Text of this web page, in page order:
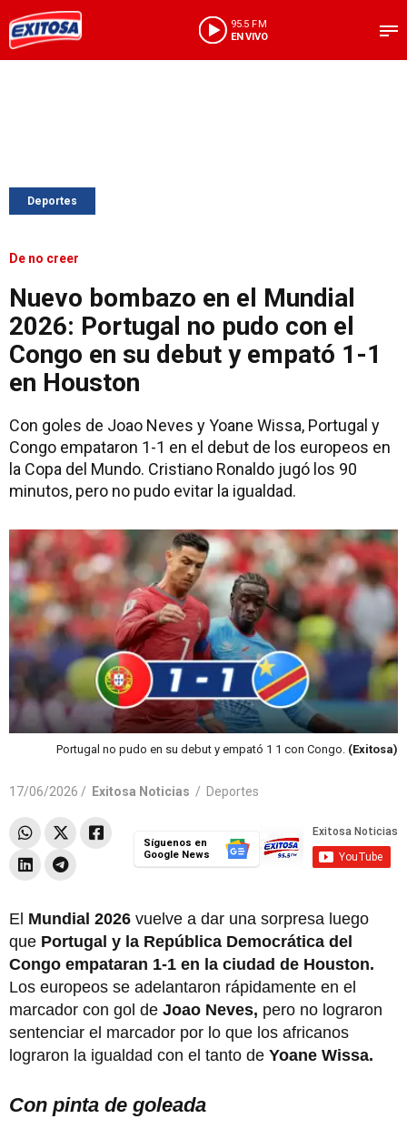
95.5 FM
EN VIVO
Deportes
De no creer
Nuevo bombazo en el Mundial
2026: Portugal no pudo con el
Congo en su debut y empató 1-1
en Houston
Con goles de Joao Neves y Yoane Wissa, Portugal y
Congo empataron 1-1 en el debut de los europeos en
la Copa del Mundo. Cristiano Ronaldo jugó los 90
minutos, pero no pudo evitar la igualdad.
Portugal no pudo en su debut y empató 1 1 con Congo. (Exitosa)
17/06/2026 / Exitosa Noticias / Deportes
Síguenos en
Google News
El Mundial 2026 vuelve a dar una sorpresa luego
que Portugal y la República Democrática del
Congo empataran 1-1 en la ciudad de Houston.
Los europeos se adelantaron rápidamente en el
marcador con gol de Joao Neves, pero no lograron
sentenciar el marcador por lo que los africanos
lograron la igualdad con el tanto de Yoane Wissa.
Con pinta de goleada